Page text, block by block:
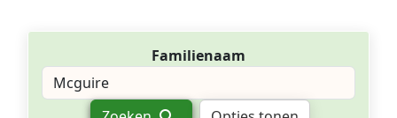
Familienaam